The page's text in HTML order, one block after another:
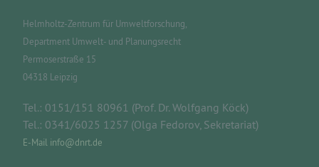
Helmholtz-Zentrum für Umweltforschung,
Department Umwelt- und Planungsrecht
Permoserstraße 15
04318 Leipzig
Tel.: 0151/151 80961 (Prof. Dr. Wolfgang Köck)
Tel.: 0341/6025 1257 (Olga Fedorov, Sekretariat)
E-Mail info@dnrt.de
Deutscher Naturschutzrechtstag e.V.
Prof. Dr. Wolfgang Köck
Permoserstraße 15
04318 Leipzig
Deutschland